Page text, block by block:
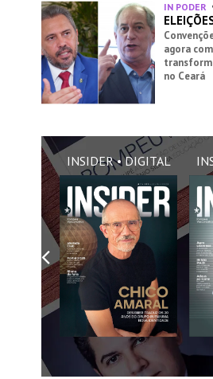
IN PODER
agora
no Ceará
INSIDER • DIGITAL